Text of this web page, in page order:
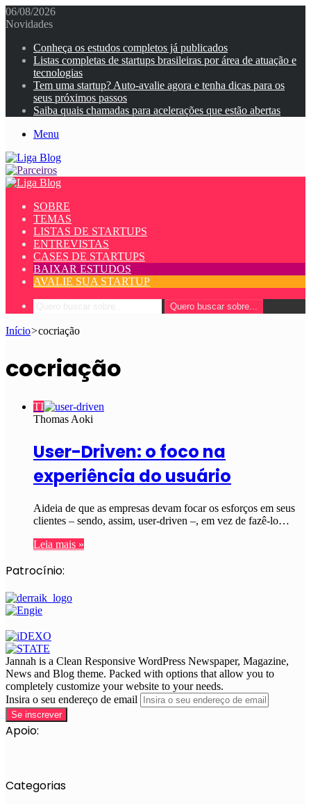
06/08/2026
Novidades
Conheça os estudos completos já publicados
Listas completas de startups brasileiras por área de atuação e
tecnologias
Tem uma startup? Auto-avalie agora e tenha dicas para os
seus próximos passos
Saiba quais chamadas para acelerações que estão abertas
Menu
SOBRE
TEMAS
LISTAS DE STARTUPS
ENTREVISTAS
CASES DE STARTUPS
BAIXAR ESTUDOS
AVALIE SUA STARTUP
Quero buscar sobre...
Início>cocriação
cocriação
TI
Thomas Aoki
User-Driven: o foco na
experiência do usuário
Aideia de que as empresas devam focar os esforços em seus
clientes – sendo, assim, user-driven –, em vez de fazê-lo…
Leia mais »
Patrocínio:
Jannah is a Clean Responsive WordPress Newspaper, Magazine,
News and Blog theme. Packed with options that allow you to
completely customize your website to your needs.
Insira o seu endereço de email
Apoio:
Categorias